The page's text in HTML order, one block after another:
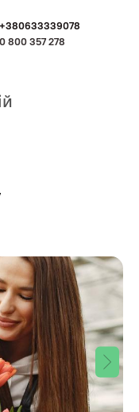
+380633339078
0 800 357 278